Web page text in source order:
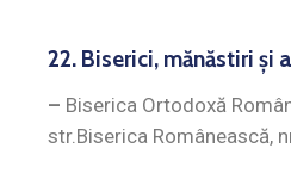
22. Biserici, mănăstiri şi
– Biserica Ortodoxă
str.Biserica Românească,